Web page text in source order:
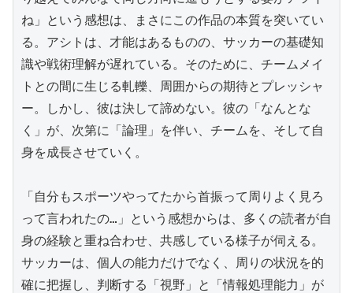
ね」という感想は、まさにこの作品の本質を突いてい
る。アシトは、才能はあるものの、サッカーの基礎知
識や戦術理解が遅れている。そのために、チームメイ
トとの間に生じる軋轢、周囲からの期待とプレッシャ
ー。しかし、彼は決して諦めない。彼の「なんとな
く」が、次第に「論理」を伴い、チームを、そして自
身を成長させていく。
「自分もスポーツやってたから首振って周りよく見ろ
って言われたの…」という感想からは、多くの読者が自
身の経験と重ね合わせ、共感している様子が伺える。
サッカーは、個人の能力だけでなく、周りの状況を的
確に把握し、判断する「視野」と「情報処理能力」が